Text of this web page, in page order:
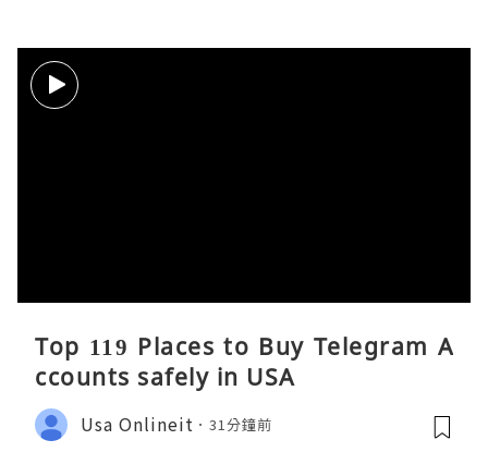
Top 119 Places to Buy Telegram A
ccounts safely in USA
Usa Onlineit 31分鐘前